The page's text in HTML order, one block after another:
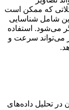
که ممکن است
شامل شناسایی
می‌شود. استفاده
می‌تواند سرعت و
تحلیل داده‌های